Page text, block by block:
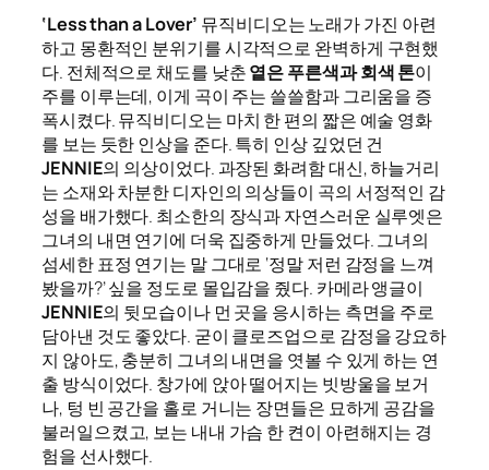
‘Less than a Lover’ 뮤직비디오는 노래가 가진 아련
하고 몽환적인 분위기를 시각적으로 완벽하게 구현했
다. 전체적으로 채도를 낮춘옅은 푸른색과 회색 톤이
주를 이루는데, 이게 곡이 주는 쓸쓸함과 그리움을 증
폭시켰다. 뮤직비디오는 마치 한 편의 짧은 예술 영화
를 보는 듯한 인상을 준다. 특히 인상 깊었던 건
JENNIE의 의상이었다. 과장된 화려함 대신, 하늘거리
는 소재와 차분한 디자인의 의상들이 곡의 서정적인 감
성을 배가했다. 최소한의 장식과 자연스러운 실루엣은
그녀의 내면 연기에 더욱 집중하게 만들었다. 그녀의
섬세한 표정 연기는 말 그대로 ‘정말 저런 감정을 느껴
봤을까?’ 싶을 정도로 몰입감을 줬다. 카메라 앵글이
JENNIE의 뒷모습이나 먼 곳을 응시하는 측면을 주로
담아낸 것도 좋았다. 굳이 클로즈업으로 감정을 강요하
지 않아도, 충분히 그녀의 내면을 엿볼 수 있게 하는 연
출 방식이었다. 창가에 앉아 떨어지는 빗방울을 보거
나, 텅 빈 공간을 홀로 거니는 장면들은 묘하게 공감을
불러일으켰고, 보는 내내 가슴 한 켠이 아련해지는 경
험을 선사했다.